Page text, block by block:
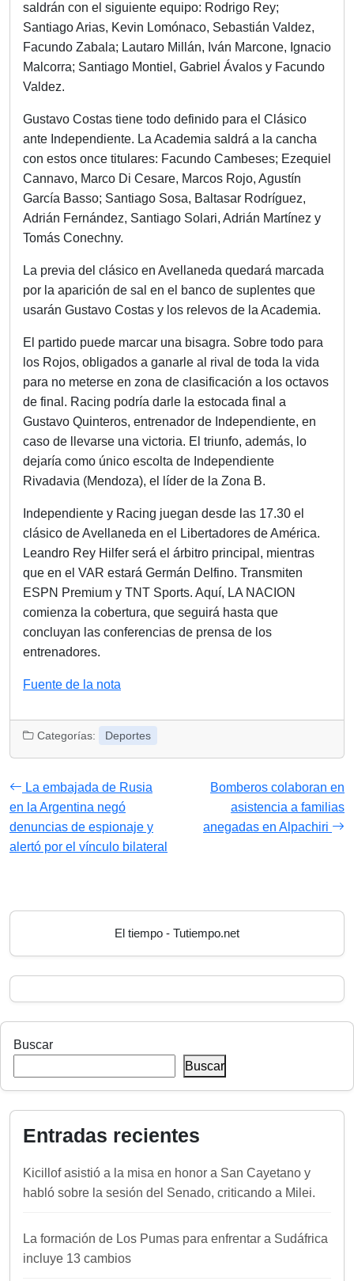
saldrán con el siguiente equipo: Rodrigo Rey;
Santiago Arias, Kevin Lomónaco, Sebastián Valdez,
Facundo Zabala; Lautaro Millán, Iván Marcone, Ignacio
Malcorra; Santiago Montiel, Gabriel Ávalos y Facundo
Valdez.
Gustavo Costas tiene todo definido para el Clásico
ante Independiente. La Academia saldrá a la cancha
con estos once titulares: Facundo Cambeses; Ezequiel
Cannavo, Marco Di Cesare, Marcos Rojo, Agustín
García Basso; Santiago Sosa, Baltasar Rodríguez,
Adrián Fernández, Santiago Solari, Adrián Martínez y
Tomás Conechny.
La previa del clásico en Avellaneda quedará marcada
por la aparición de sal en el banco de suplentes que
usarán Gustavo Costas y los relevos de la Academia.
El partido puede marcar una bisagra. Sobre todo para
los Rojos, obligados a ganarle al rival de toda la vida
para no meterse en zona de clasificación a los octavos
de final. Racing podría darle la estocada final a
Gustavo Quinteros, entrenador de Independiente, en
caso de llevarse una victoria. El triunfo, además, lo
dejaría como único escolta de Independiente
Rivadavia (Mendoza), el líder de la Zona B.
Independiente y Racing juegan desde las 17.30 el
clásico de Avellaneda en el Libertadores de América.
Leandro Rey Hilfer será el árbitro principal, mientras
que en el VAR estará Germán Delfino. Transmiten
ESPN Premium y TNT Sports. Aquí, LA NACION
comienza la cobertura, que seguirá hasta que
concluyan las conferencias de prensa de los
entrenadores.
Fuente de la nota
Categorías: Deportes
La embajada de Rusia
en la Argentina negó
denuncias de espionaje y
alertó por el vínculo bilateral
Bomberos colaboran en
asistencia a familias
anegadas en Alpachiri
El tiempo - Tutiempo.net
Buscar
Buscar
Entradas recientes
Kicillof asistió a la misa en honor a San Cayetano y
habló sobre la sesión del Senado, criticando a Milei.
La formación de Los Pumas para enfrentar a Sudáfrica
incluye 13 cambios